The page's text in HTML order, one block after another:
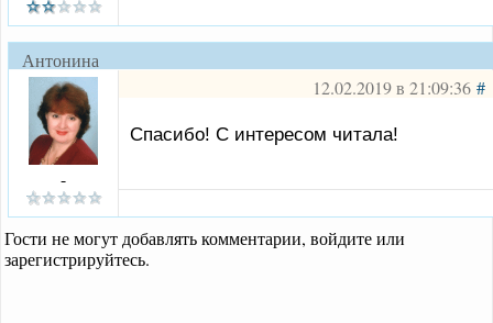
Антонина
Алексеевна
12.02.2019 в 21:09:36 #
-
Спасибо! С интересом читала!
Гости не могут добавлять комментарии, войдите или
зарегистрируйтесь.